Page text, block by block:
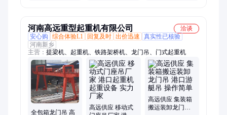
河南高远重型起重机有限公司
洽谈
安心购
综合体验L1 回复及时 出价迅速
真实性已核验
河南新乡
主营： 提梁机、起重机、铁路架桥机、龙门吊、门式起重机
全包箱龙门吊 高
高远供应 移动式
高远供应 集装箱
搬运装卸龙门吊